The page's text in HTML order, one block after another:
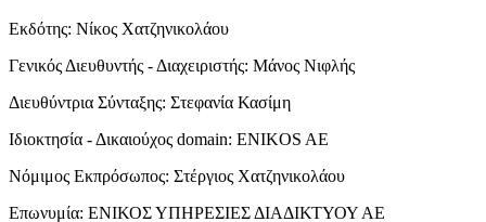
Εκδότης: Νίκος Χατζηνικολάου
Γενικός Διευθυντής - Διαχειριστής: Μάνος Νιφλής
Διευθύντρια Σύνταξης: Στεφανία Κασίμη
Ιδιοκτησία - Δικαιούχος domain: ENIKOS AE
Νόμιμος Εκπρόσωπος: Στέργιος Χατζηνικολάου
Επωνυμία: ΕΝΙΚΟΣ ΥΠΗΡΕΣΙΕΣ ΔΙΑΔΙΚΤΥΟΥ ΑΕ